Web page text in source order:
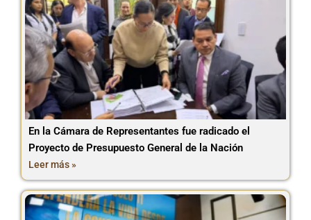
En la Cámara de Representantes fue radicado el
Proyecto de Presupuesto General de la Nación
Leer más »